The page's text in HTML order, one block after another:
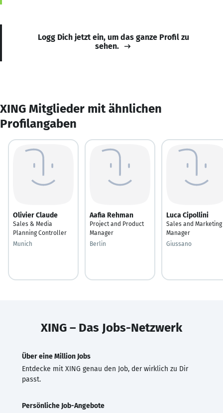
Logg Dich jetzt ein, um das ganze Profil zu
sehen.
XING Mitglieder mit ähnlichen
Profilangaben
Olivier Claude
Sales & Media
Planning Controller
Munich
Aafia Rehman
Project and Product
Manager
Berlin
Luca Cipollini
Sales and Marketing
Manager
Giussano
XING – Das Jobs-Netzwerk
Über eine Million Jobs
Entdecke mit XING genau den Job, der wirklich zu Dir
passt.
Persönliche Job-Angebote